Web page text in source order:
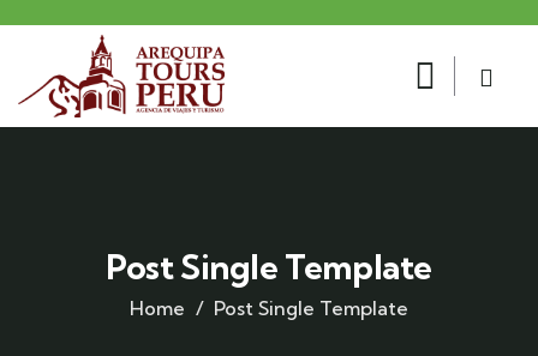
Post Single Template
Home Post Single Template